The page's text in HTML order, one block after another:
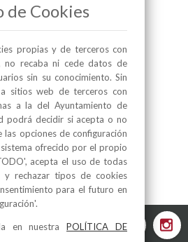
EN EL PALMERAL
Cookies
propias y de terceros con
no recaba ni cede datos de
sin su conocimiento. Sin
sitios web de terceros con
a la del Ayuntamiento de
podrá decidir si acepta o no
las opciones de configuración
ofrecido por el propio
acepta el uso de todas
y rechazar tipos de cookies
para el futuro en
en nuestraPOLÍTICA DE